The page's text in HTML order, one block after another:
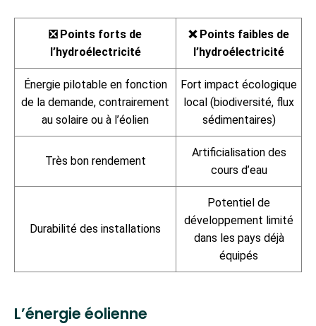
❎ Points forts de
l’hydroélectricité
❌ Points faibles de
l’hydroélectricité
Énergie pilotable en fonction
de la demande, contrairement
au solaire ou à l’éolien
Fort impact écologique
local (biodiversité, flux
sédimentaires)
Très bon rendement
Artificialisation des
cours d’eau
Durabilité des installations
Potentiel de
développement limité
dans les pays déjà
équipés
L’énergie éolienne